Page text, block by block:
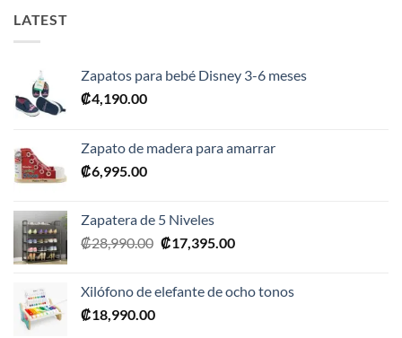
LATEST
Zapatos para bebé Disney 3-6 meses
₡4,190.00
Zapato de madera para amarrar
₡6,995.00
Zapatera de 5 Niveles
₡28,990.00 El
era:
₡17,395.00El
es:
Xilófono de elefante de ocho tonos
₡18,990.00